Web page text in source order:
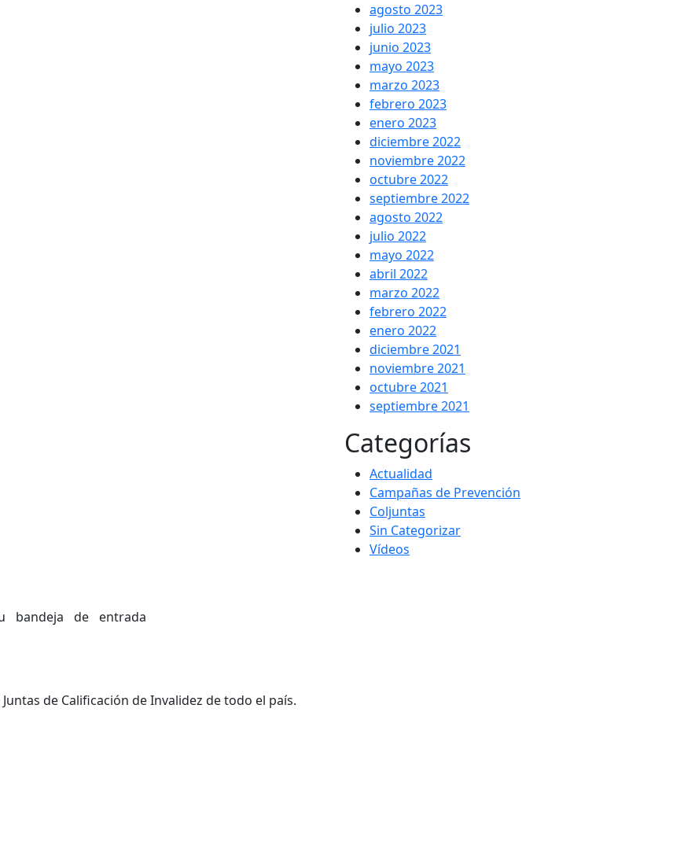
agosto 2023
julio 2023
junio 2023
mayo 2023
marzo 2023
febrero 2023
enero 2023
diciembre 2022
noviembre 2022
octubre 2022
septiembre 2022
agosto 2022
julio 2022
mayo 2022
abril 2022
marzo 2022
febrero 2022
enero 2022
diciembre 2021
noviembre 2021
octubre 2021
septiembre 2021
Categorías
Actualidad
Campañas de Prevención
Coljuntas
Sin Categorizar
Vídeos
bandeja de entrada
de Calificación de Invalidez de todo el país.